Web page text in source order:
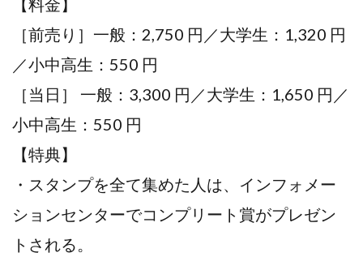
【料金】
［前売り］一般：2,750 円／大学生：1,320 円
／小中高生：550 円
［当日］ 一般：3,300 円／大学生：1,650 円／
小中高生：550 円
【特典】
・スタンプを全て集めた人は、インフォメー
ションセンターでコンプリート賞がプレゼン
トされる。